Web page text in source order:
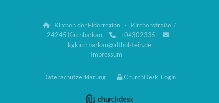

Kirchen der Eiderregion · Kirchenstraße 7
24245 Kirchbarkau
 +04302335 
kgkirchbarkau@altholstein.de
Impressum
Datenschutzerklärung ChurchDesk-Login